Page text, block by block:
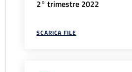
2° trimestre 2022
SCARICA FILE